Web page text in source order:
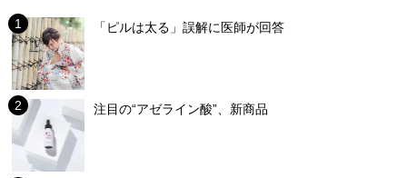
「ピルは太る」誤解に医師が回答
注目の“アゼライン酸”、新商品